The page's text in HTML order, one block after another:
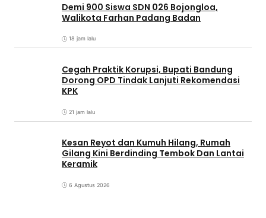
Demi 900 Siswa SDN 026 Bojongloa,
Walikota Farhan Padang Badan
18 jam lalu
Cegah Praktik Korupsi, Bupati Bandung
Dorong OPD Tindak Lanjuti Rekomendasi
KPK
21 jam lalu
Kesan Reyot dan Kumuh Hilang, Rumah
Gilang Kini Berdinding Tembok Dan Lantai
Keramik
6 Agustus 2026